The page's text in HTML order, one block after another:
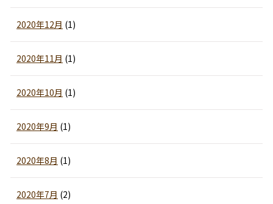
2020年12月 (1)
2020年11月 (1)
2020年10月 (1)
2020年9月 (1)
2020年8月 (1)
2020年7月 (2)